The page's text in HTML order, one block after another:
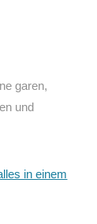
garen,
und
in einem